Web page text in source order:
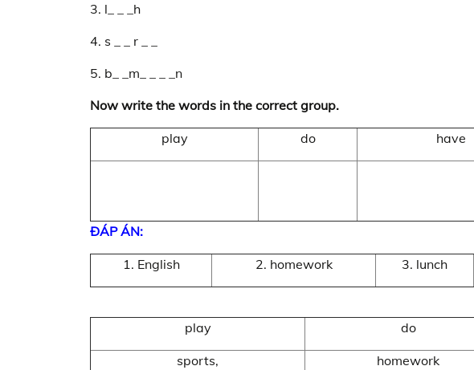
3. l_ _ _h
4. s _ _ r _ _
5. b_ _m_ _ _ _n
Now write the words in the correct group.
play do have
ĐÁP ÁN:
1. English 2. homework 3. lunch
play do
sports,
homework